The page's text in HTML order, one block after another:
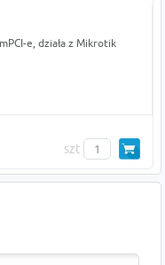
e, działa z Mikrotik
szt